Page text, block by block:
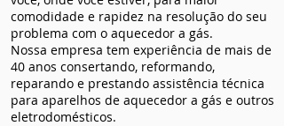
comodidade e rapidez na resolução do seu
problema com o aquecedor a gás.
Nossa empresa tem experiência de mais de
40 anos consertando, reformando,
reparando e prestando assistência técnica
para aparelhos de aquecedor a gás e outros
eletrodomésticos.